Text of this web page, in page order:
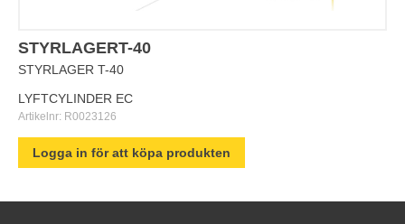
STYRLAGERT-40
STYRLAGER T-40
LYFTCYLINDER EC
Artikelnr: R0023126
Logga in för att köpa produkten